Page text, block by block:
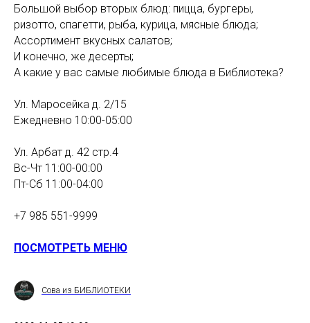
Большой выбор вторых блюд: пицца, бургеры,
ризотто, спагетти, рыба, курица, мясные блюда;
Ассортимент вкусных салатов;
И конечно, же десерты;
А какие у вас самые любимые блюда в Библиотека?
Ул. Маросейка д. 2/15
Ежедневно 10:00-05:00
Ул. Арбат д. 42 стр.4
Вс-Чт 11:00-00:00⠀
Пт-Сб 11:00-04:00
+7 985 551-9999
ПОСМОТРЕТЬ МЕНЮ
Сова из БИБЛИОТЕКИ